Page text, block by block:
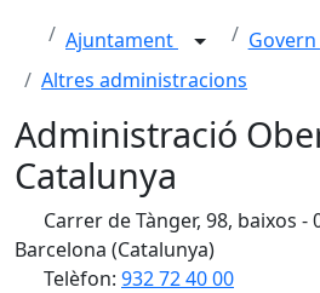
Ajuntament
Govern
Altres administracions
Administració
Catalunya
Carrer de Tànger, 98, baixos -
Barcelona (Catalunya)
Telèfon: 932 72 40 00